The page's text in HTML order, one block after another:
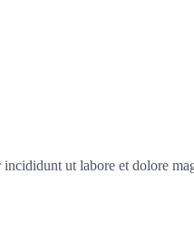
ut labore et dolore